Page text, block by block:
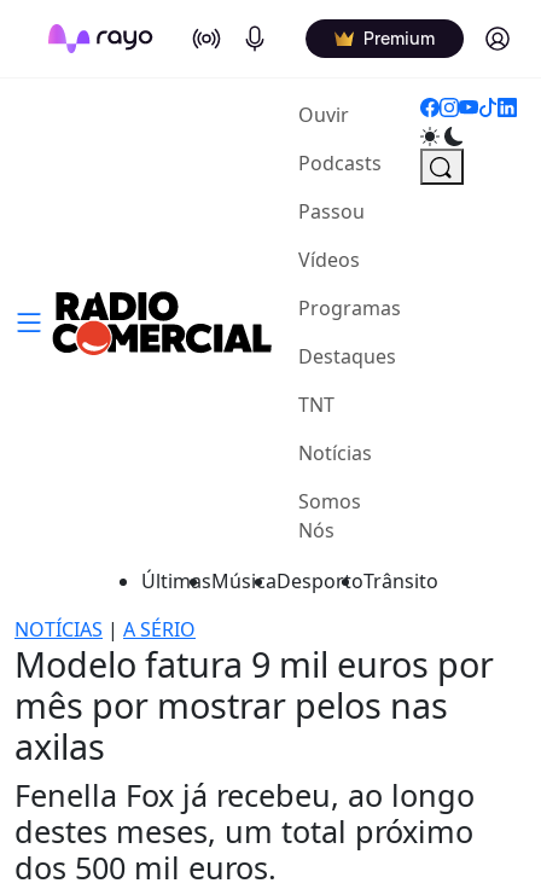
On Air Podcasts Premium Log in
Ouvir(current)
Podcasts
Passou
Vídeos
Programas
Destaques
TNT
Notícias
Somos
Nós
ÚltimasMúsicaDesportoTrânsito
NOTÍCIAS | A SÉRIO
Modelo fatura 9 mil euros por
mês por mostrar pelos nas
axilas
Fenella Fox já recebeu, ao longo
destes meses, um total próximo
dos 500 mil euros.